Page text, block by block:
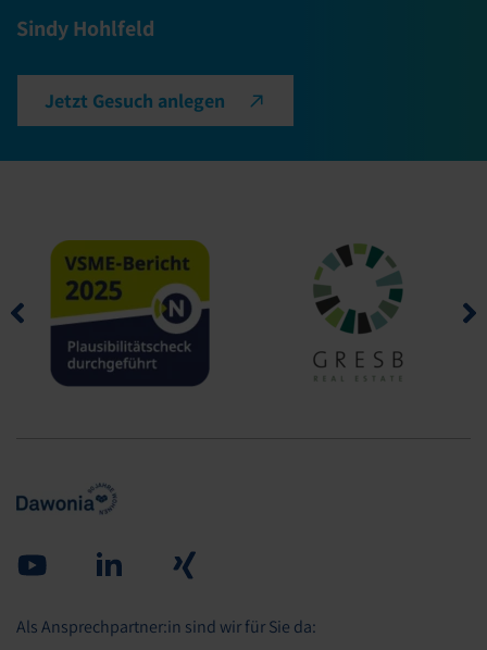
Sindy Hohlfeld
Jetzt Gesuch anlegen
Youtube
Als Ansprechpartner:in sind wir für Sie da: